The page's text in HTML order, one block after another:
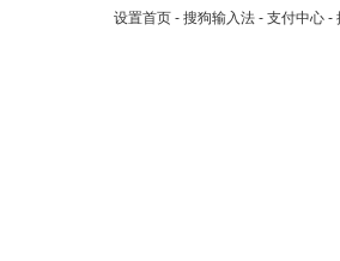
设置首页 - 搜狗输入法 - 支付中心 -